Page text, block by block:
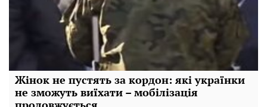
Жінок не пустять за кордон: які українки
не зможуть виїхати – мобілізація